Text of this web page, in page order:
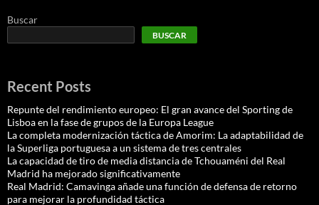
Buscar
BUSCAR
Recent Posts
Repunte del rendimiento europeo: El gran avance del Sporting de
Lisboa en la fase de grupos de la Europa League
La completa modernización táctica de Amorim: La adaptabilidad de
la Superliga portuguesa a un sistema de tres centrales
La capacidad de tiro de media distancia de Tchouaméni del Real
Madrid ha mejorado significativamente
Real Madrid: Camavinga añade una función de defensa de retorno
para mejorar la profundidad táctica